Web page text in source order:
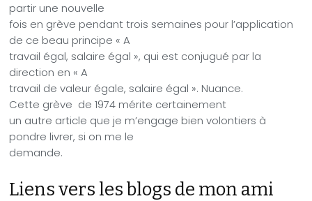
partir une nouvelle
fois en grève pendant trois semaines pour l’application
de ce beau principe « A
travail égal, salaire égal », qui est conjugué par la
direction en « A
travail de valeur égale, salaire égal ». Nuance.
Cette grève de 1974 mérite certainement
un autre article que je m’engage bien volontiers à
pondre livrer, si on me le
demande.
Liens vers les blogs de mon ami